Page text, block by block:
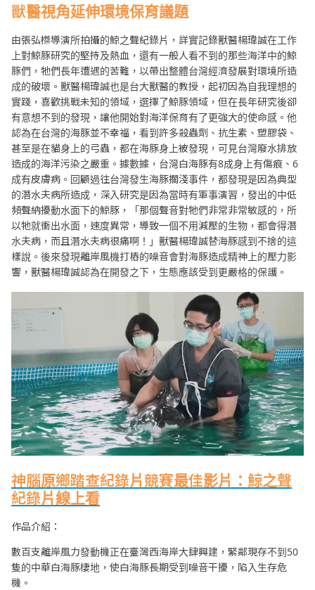
獸醫視角延伸環境保育議題
由張弘榤導演所拍攝的鯨之聲紀錄片，詳實記錄獸醫楊瑋誠在工作
上對鯨豚研究的堅持及熱血，還有一般人看不到的那些海洋中的鯨
豚們，牠們長年遭遇的苦難，以帶出整體台灣經濟發展對環境所造
成的破壞。獸醫楊瑋誠也是台大獸醫的教授，起初因為自我理想的
實踐，喜歡挑戰未知的領域，選擇了鯨豚領域，但在長年研究後卻
有意想不到的發現，讓他開始對海洋保育有了更強大的使命感。他
認為在台灣的海豚並不幸福，看到許多殺蟲劑、抗生素、塑膠袋、
甚至是在貓身上的弓蟲，都在海豚身上被發現，可見台灣廢水排放
造成的海洋污染之嚴重。據數據，台灣白海豚有8成身上有傷痕、6
成有皮膚病。回顧過往台灣發生海豚擱淺事件，都發現是因為典型
的潛水夫病所造成，深入研究是因為當時有軍事演習，發出的中低
頻聲納擾動水面下的鯨豚，「那個聲音對牠們非常非常敏感的，所
以牠就衝出水面，速度異常，導致一個不用減壓的生物，都會得潛
水夫病，而且潛水夫病很痛啊！」獸醫楊瑋誠替海豚感到不捨的這
樣說。後來發現離岸風機打樁的噪音會對海豚造成精神上的壓力影
響，獸醫楊瑋誠認為在開發之下，生態應該受到更嚴格的保護。
神腦原鄉踏查紀錄片競賽最佳影片：鯨之聲
紀錄片線上看
作品介紹：
數百支離岸風力發動機正在臺灣西海岸大肆興建，緊鄰現存不到50
隻的中華白海豚棲地，使白海豚長期受到噪音干擾，陷入生存危
機。